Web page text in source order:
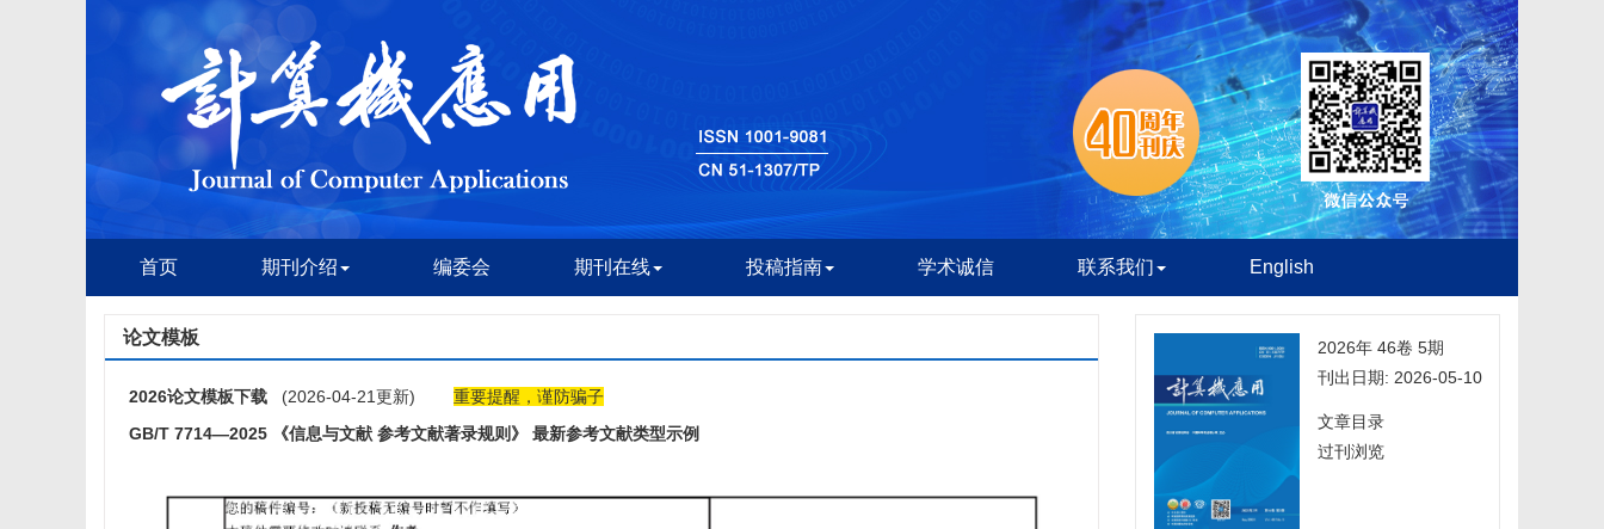
首页 期刊介绍 编委会 期刊在线 投稿指南 学术诚信 联系我们 English
论文模板
2026论文模板下载 (2026-04-21更新) 重要提醒，谨防骗子
GB/T 7714—2025 《信息与文献 参考文献著录规则》 最新参考文献类型示例
2026年 46卷 5期
刊出日期: 2026-05-10
文章目录
过刊浏览